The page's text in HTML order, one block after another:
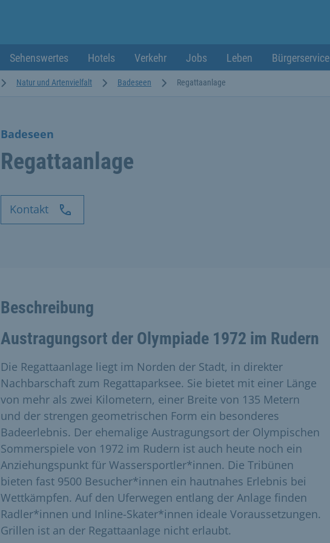
Sehenswertes Hotels Verkehr Jobs Leben Bürgerservice
Natur und Artenvielfalt Badeseen Regattaanlage
Badeseen
Regattaanlage
Kontakt
Beschreibung
Austragungsort der Olympiade 1972 im Rudern
Die Regattaanlage liegt im Norden der Stadt, in direkter
Nachbarschaft zum Regattaparksee. Sie bietet mit einer Länge
von mehr als zwei Kilometern, einer Breite von 135 Metern
und der strengen geometrischen Form ein besonderes
Badeerlebnis. Der ehemalige Austragungsort der Olympischen
Sommerspiele von 1972 im Rudern ist auch heute noch ein
Anziehungspunkt für Wassersportler*innen. Die Tribünen
bieten fast 9500 Besucher*innen ein hautnahes Erlebnis bei
Wettkämpfen. Auf den Uferwegen entlang der Anlage finden
Radler*innen und Inline-Skater*innen ideale Voraussetzungen.
Grillen ist an der Regattaanlage nicht erlaubt.